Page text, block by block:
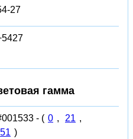
27
гамма
- ( 0 , 21 ,
51 )